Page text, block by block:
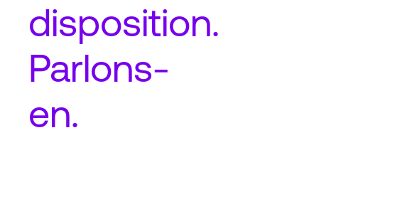
disposition.
Parlons-
en.